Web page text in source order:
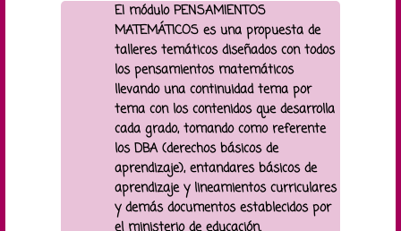
EI módulo PENSAMIENTOS
MATEMÁTICOS es una propuesta de
talleres temáticos diseñados con todos
los pensamientos matemáticos
llevando una continuidad tema por
tema con los contenidos que desarrolla
cada grado, tomando como referente
los DBA (derechos básicos de
aprendizaje), entandares básicos de
aprendizaje y lineamientos curriculares
y demás documentos establecidos por